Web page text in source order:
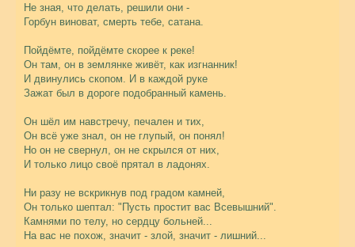
Не зная, что делать, решили они -
Горбун виноват, смерть тебе, сатана.
Пойдёмте, пойдёмте скорее к реке!
Он там, он в землянке живёт, как изгнанник!
И двинулись скопом. И в каждой руке
Зажат был в дороге подобранный камень.
Он шёл им навстречу, печален и тих,
Он всё уже знал, он не глупый, он понял!
Но он не свернул, он не скрылся от них,
И только лицо своё прятал в ладонях.
Ни разу не вскрикнув под градом камней,
Он только шептал: "Пусть простит вас Всевышний".
Камнями по телу, но сердцу больней...
На вас не похож, значит - злой, значит - лишний...